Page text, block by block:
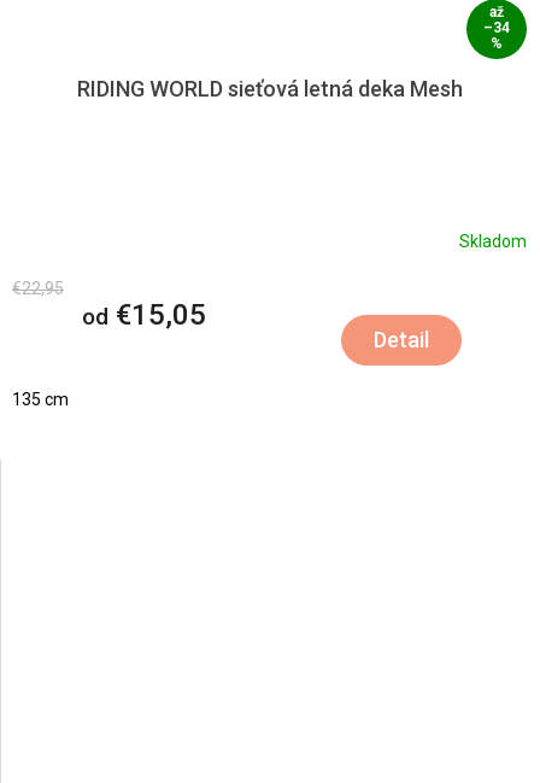
až
–34
%
RIDING WORLD sieťová letná deka Mesh
Skladom
€22,95
od €15,05
Detail
135 cm